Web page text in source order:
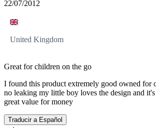
22/07/2012
United Kingdom
Great for children on the go
I found this product extremely good owned for
no leaking my little boy loves the design and
great value for money
Traducir a Español